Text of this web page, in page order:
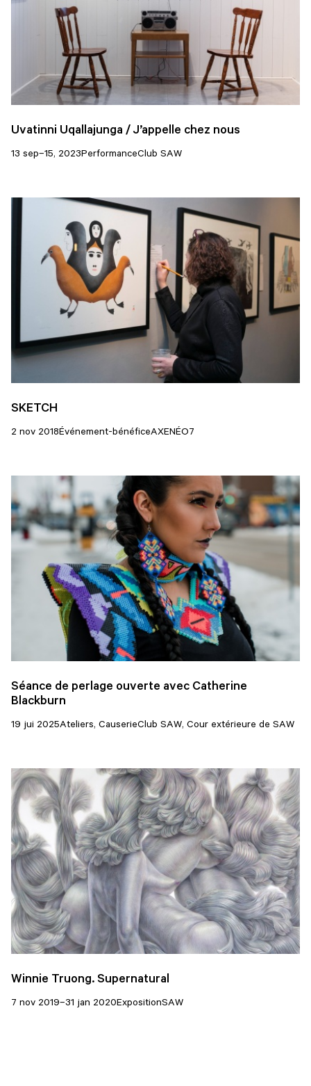
Uvatinni Uqallajunga / J’appelle chez nous
13 sep–15, 2023PerformanceClub SAW
SKETCH
2 nov 2018Événement-bénéficeAXENÉO7
Séance de perlage ouverte avec Catherine
Blackburn
19 jui 2025Ateliers, CauserieClub SAW, Cour extérieure de SAW
Winnie Truong. Supernatural
7 nov 2019–31 jan 2020ExpositionSAW